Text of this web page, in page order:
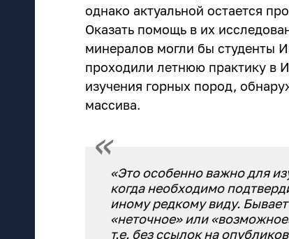
однако актуальной остается
Оказать помощь в их
минералов могли бы студенты
проходили летнюю практику в
изучения горных пород,
массива.
«Это особенно важно для
когда необходимо
иному редкому виду.
«неточное» или
т.е. без ссылок на